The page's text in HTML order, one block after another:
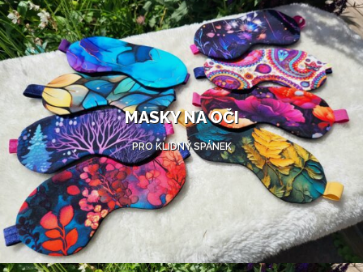
MASKY NA OČI
PRO KLIDNÝ SPÁNEK